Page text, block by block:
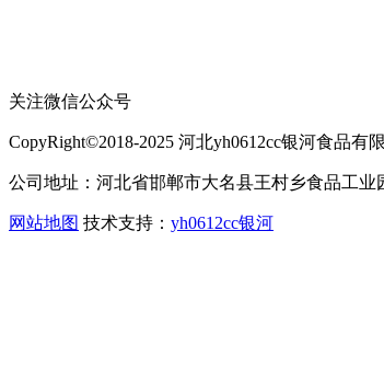
关注微信公众号
CopyRight©2018-2025 河北yh0612cc银河食品有
公司地址：河北省邯郸市大名县王村乡食品工业
网站地图 技术支持： yh0612cc银河